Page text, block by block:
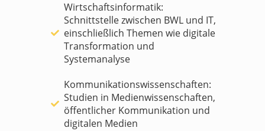
Wirtschaftsinformatik:
Schnittstelle zwischen BWL und IT,
einschließlich Themen wie digitale
Transformation und
Systemanalyse
Kommunikationswissenschaften:
Studien in Medienwissenschaften,
öffentlicher Kommunikation und
digitalen Medien